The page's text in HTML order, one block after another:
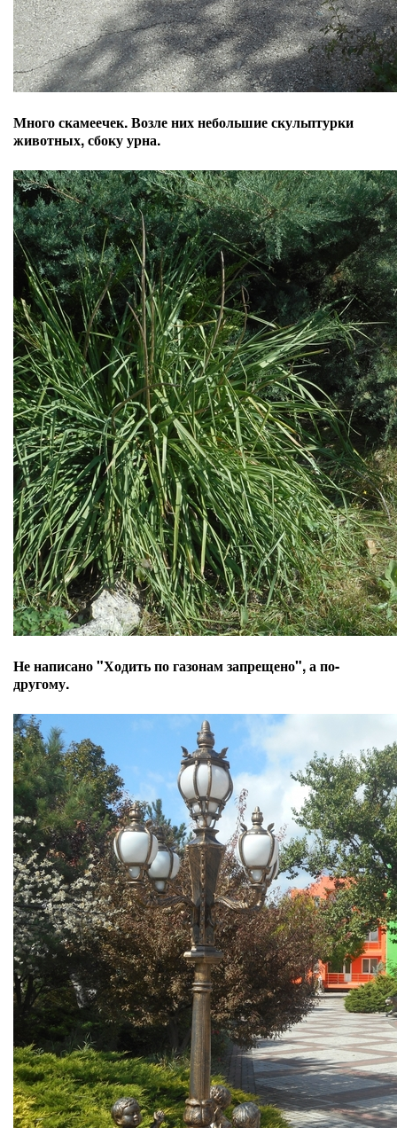
Много скамеечек. Возле них небольшие скульптурки
животных, сбоку урна.
Не написано "Ходить по газонам запрещено", а по-
другому.